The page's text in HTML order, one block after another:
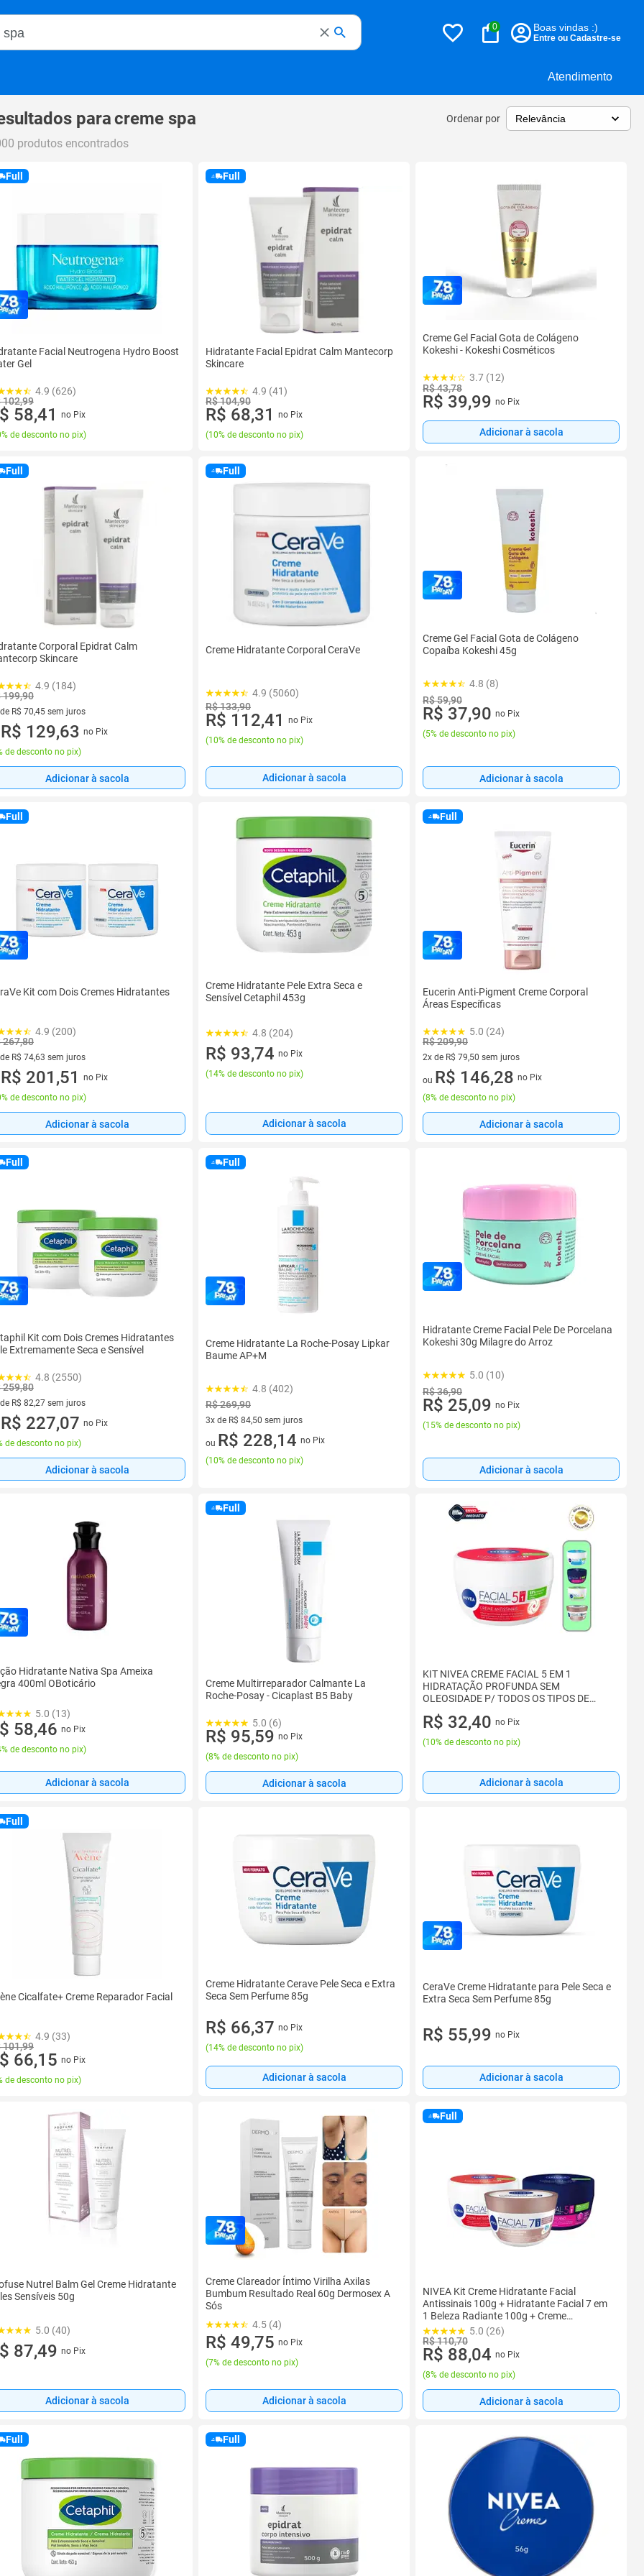
Atendimento
Magalu
0 Boas vindas :)
Entre ou Cadastre-se
paracreme spa Ordenar por
produtos encontrados
Full
Facial Neutrogena Hydro Boost
Gel
4.9 (626)
102,99
58,41
no Pix
de desconto no pix)
Full
Hidratante Facial Epidrat Calm Mantecorp
Skincare
4.9 (41)
R$ 104,90
R$ 68,31
no Pix
(10% de desconto no pix)
Creme Gel Facial Gota de Colágeno
Kokeshi - Kokeshi Cosméticos
3.7 (12)
R$ 43,78
R$ 39,99 no Pix
Adicionar à sacola
Full
Corporal Epidrat Calm
Skincare
4.9 (184)
199,90
R$ 70,45 sem juros
de R$ 70,45 sem juros
R$ 129,63 no Pix
de desconto no pix)
Adicionar à sacola
Full
Creme Hidratante Corporal CeraVe
4.9 (5060)
R$ 133,90
R$ 112,41
no Pix
(10% de desconto no pix)
Adicionar à sacola
Creme Gel Facial Gota de Colágeno
Copaíba Kokeshi 45g
4.8 (8)
R$ 59,90
R$ 37,90 no Pix
(5% de desconto no pix)
Adicionar à sacola
Full
Kit com Dois Cremes Hidratantes
4.9 (200)
267,80
R$ 74,63 sem juros
de R$ 74,63 sem juros
R$ 201,51
no Pix
de desconto no pix)
Adicionar à sacola
Creme Hidratante Pele Extra Seca e
Sensível Cetaphil 453g
4.8 (204)
R$ 93,74 no Pix
(14% de desconto no pix)
Adicionar à sacola
Full
Eucerin Anti-Pigment Creme Corporal
Áreas Específicas
5.0 (24)
R$ 209,90
2x de R$ 79,50 sem juros
2 vez de R$ 79,50 sem juros
ou R$ 146,28 no Pix
(8% de desconto no pix)
Adicionar à sacola
Full
Kit com Dois Cremes Hidratantes
Extremamente Seca e Sensível
4.8 (2550)
259,80
R$ 82,27 sem juros
de R$ 82,27 sem juros
R$ 227,07 no Pix
de desconto no pix)
Adicionar à sacola
Full
Creme Hidratante La Roche-Posay Lipkar
Baume AP+M
4.8 (402)
R$ 269,90
3x de R$ 84,50 sem juros
3 vez de R$ 84,50 sem juros
ou R$ 228,14 no Pix
(10% de desconto no pix)
Hidratante Creme Facial Pele De Porcelana
Kokeshi 30g Milagre do Arroz
5.0 (10)
R$ 36,90
R$ 25,09 no Pix
(15% de desconto no pix)
Adicionar à sacola
Hidratante Nativa Spa Ameixa
400ml OBoticário
5.0 (13)
58,46 no Pix
de desconto no pix)
Adicionar à sacola
Full
Creme Multirreparador Calmante La
Roche-Posay - Cicaplast B5 Baby
5.0 (6)
R$ 95,59 no Pix
(8% de desconto no pix)
Adicionar à sacola
KIT NIVEA CREME FACIAL 5 EM 1
HIDRATAÇÃO PROFUNDA SEM
OLEOSIDADE P/ TODOS OS TIPOS DE
R$ 32,40 no Pix
(10% de desconto no pix)
Adicionar à sacola
Full
Cicalfate+ Creme Reparador Facial
4.9 (33)
101,99
66,15 no Pix
de desconto no pix)
Creme Hidratante Cerave Pele Seca e Extra
Seca Sem Perfume 85g
R$ 66,37 no Pix
(14% de desconto no pix)
Adicionar à sacola
CeraVe Creme Hidratante para Pele Seca e
Extra Seca Sem Perfume 85g
R$ 55,99 no Pix
Adicionar à sacola
Nutrel Balm Gel Creme Hidratante
Sensíveis 50g
5.0 (40)
87,49 no Pix
Adicionar à sacola
Creme Clareador Íntimo Virilha Axilas
Bumbum Resultado Real 60g Dermosex A
Sós
4.5 (4)
R$ 49,75 no Pix
(7% de desconto no pix)
Adicionar à sacola
Full
NIVEA Kit Creme Hidratante Facial
Antissinais 100g + Hidratante Facial 7 em
1 Beleza Radiante 100g + Creme
Hidratante Facial Noturno 100g
5.0 (26)
R$ 110,70
R$ 88,04 no Pix
(8% de desconto no pix)
Adicionar à sacola
Full Full